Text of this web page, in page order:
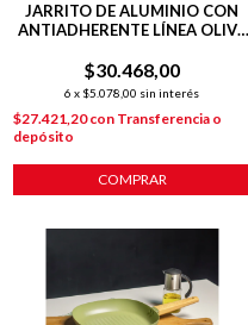
JARRITO DE ALUMINIO CON
ANTIADHERENTE LÍNEA OLIVE
$30.468,00
6 x $5.078,00 sin interés
$27.421,20con Transferencia o
depósito
COMPRAR